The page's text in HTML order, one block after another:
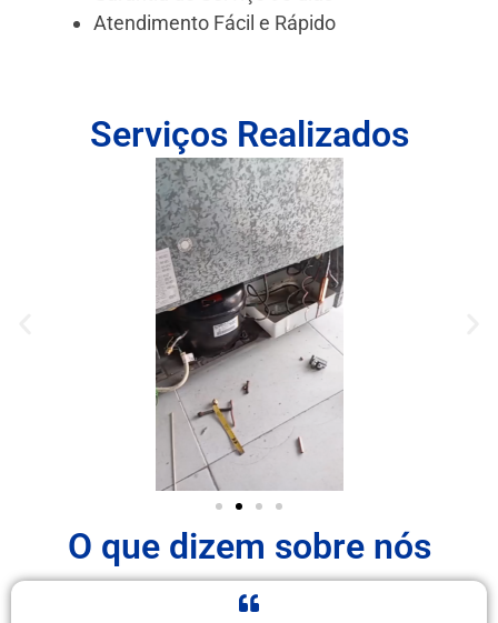
Atendimento Fácil e Rápido
Serviços Realizados
O que dizem sobre nós